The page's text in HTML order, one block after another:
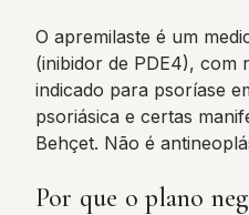
O apremilaste é um
(inibidor de PDE4), com
indicado para psoríase
psoriásica e certas
Behçet. Não é
Por que o plano